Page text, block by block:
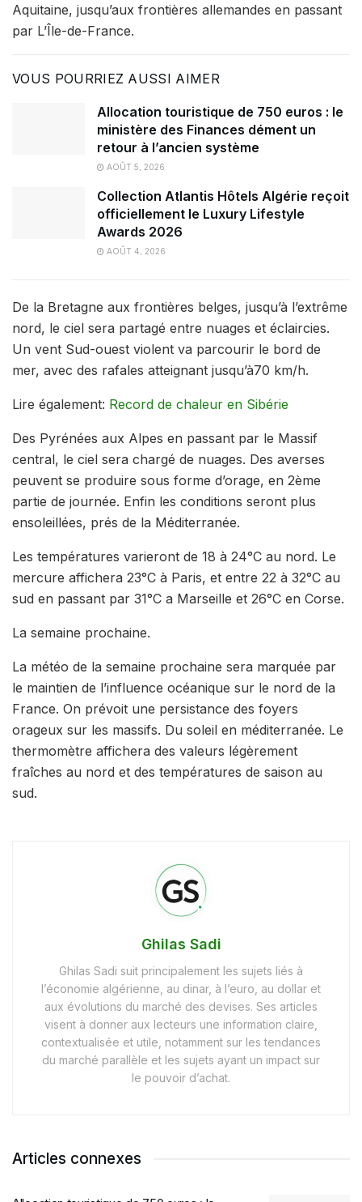
Aquitaine, jusqu’aux frontières allemandes en passant
par L’Île-de-France.
VOUS POURRIEZ AUSSI AIMER
Allocation touristique de 750 euros : le
ministère des Finances dément un
retour à l’ancien système
AOÛT 5, 2026
Collection Atlantis Hôtels Algérie reçoit
officiellement le Luxury Lifestyle
Awards 2026
AOÛT 4, 2026
De la Bretagne aux frontières belges, jusqu’à l’extrême
nord, le ciel sera partagé entre nuages et éclaircies.
Un vent Sud-ouest violent va parcourir le bord de
mer, avec des rafales atteignant jusqu’à70 km/h.
Lire également: Record de chaleur en Sibérie
Des Pyrénées aux Alpes en passant par le Massif
central, le ciel sera chargé de nuages. Des averses
peuvent se produire sous forme d’orage, en 2ème
partie de journée. Enfin les conditions seront plus
ensoleillées, prés de la Méditerranée.
Les températures varieront de 18 à 24°C au nord. Le
mercure affichera 23°C à Paris, et entre 22 à 32°C au
sud en passant par 31°C a Marseille et 26°C en Corse.
La semaine prochaine.
La météo de la semaine prochaine sera marquée par
le maintien de l’influence océanique sur le nord de la
France. On prévoit une persistance des foyers
orageux sur les massifs. Du soleil en méditerranée. Le
thermomètre affichera des valeurs légèrement
fraîches au nord et des températures de saison au
sud.
Ghilas Sadi
Ghilas Sadi suit principalement les sujets liés à
l’économie algérienne, au dinar, à l’euro, au dollar et
aux évolutions du marché des devises. Ses articles
visent à donner aux lecteurs une information claire,
contextualisée et utile, notamment sur les tendances
du marché parallèle et les sujets ayant un impact sur
le pouvoir d’achat.
Articles connexes